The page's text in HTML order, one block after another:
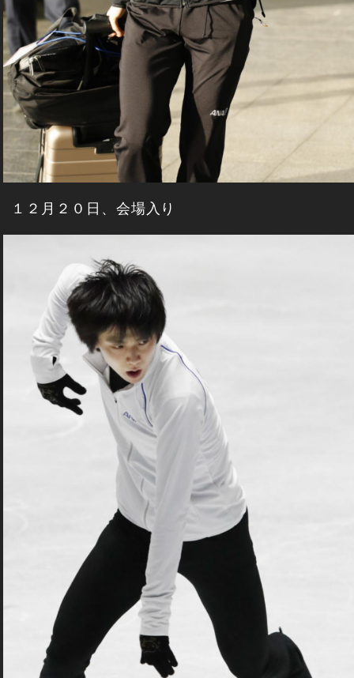
１２月２０日、会場入り